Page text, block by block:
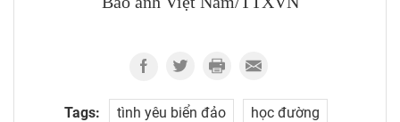
Tags: tình yêu biển đảo
học đường